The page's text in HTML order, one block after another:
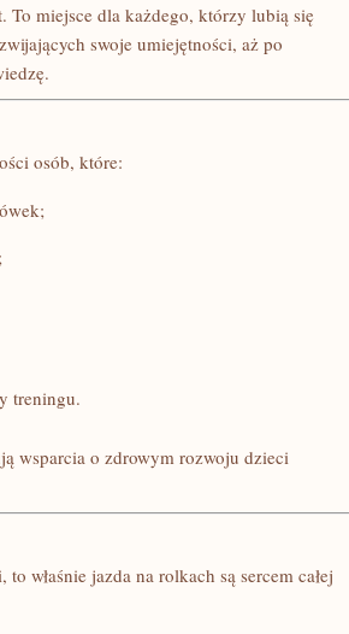
To miejsce dla każdego, którzy lubią się
swoje umiejętności, aż po
osób, które:
treningu.
wsparcia o zdrowym rozwoju dzieci
właśnie jazda na rolkach są sercem całej